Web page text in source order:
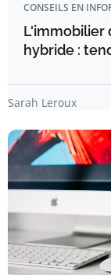
CONSEILS EN
L'immobilier
hybride :
Sarah Leroux